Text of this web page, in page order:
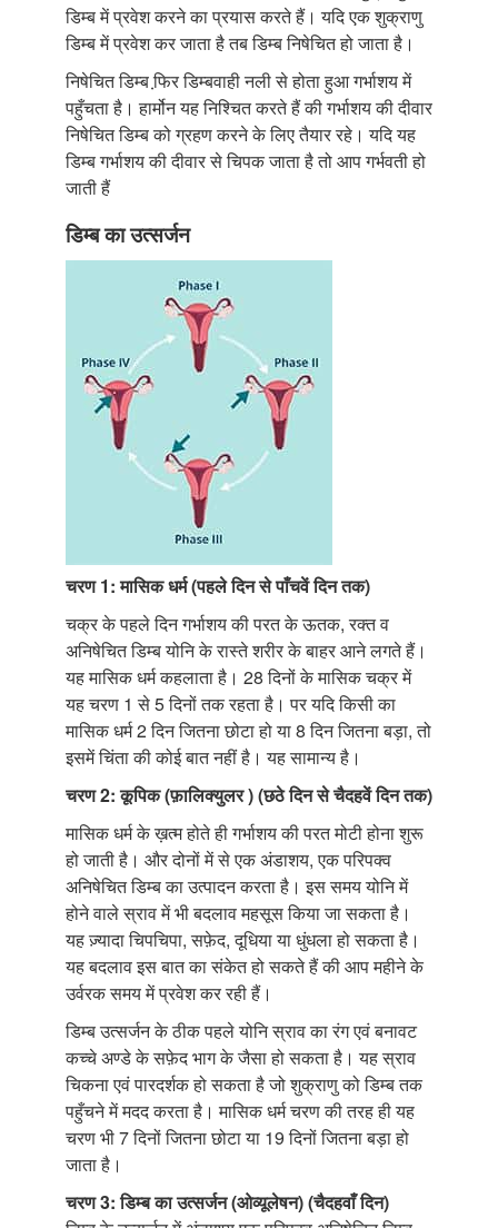
डिम्ब में प्रवेश करने का प्रयास करते हैं। यदि एक शुक्राणु
डिम्ब में प्रवेश कर जाता है तब डिम्ब निषेचित हो जाता है।
निषेचित डिम्ब फि़र डिम्बवाही नली से होता हुआ गर्भाशय में
पहुँचता है। हार्मोन यह निश्चित करते हैं की गर्भाशय की दीवार
निषेचित डिम्ब को ग्रहण करने के लिए तैयार रहे। यदि यह
डिम्ब गर्भाशय की दीवार से चिपक जाता है तो आप गर्भवती हो
जाती हैं
डिम्ब का उत्सर्जन
चरण 1: मासिक धर्म (पहले दिन से पाँचवें दिन तक)
चक्र के पहले दिन गर्भाशय की परत के ऊतक, रक्त व
अनिषेचित डिम्ब योनि के रास्ते शरीर के बाहर आने लगते हैं।
यह मासिक धर्म कहलाता है। 28 दिनों के मासिक चक्र में
यह चरण 1 से 5 दिनों तक रहता है। पर यदि किसी का
मासिक धर्म 2 दिन जितना छोटा हो या 8 दिन जितना बड़ा, तो
इसमें चिंता की कोई बात नहीं है। यह सामान्य है।
चरण 2: कूपिक (फ़ालिक्युलर ) (छठे दिन से चैदहवें दिन तक)
मासिक धर्म के ख़त्म होते ही गर्भाशय की परत मोटी होना शुरू
हो जाती है। और दोनों में से एक अंडाशय, एक परिपक्व
अनिषेचित डिम्ब का उत्पादन करता है। इस समय योनि में
होने वाले स्राव में भी बदलाव महसूस किया जा सकता है।
यह ज़्यादा चिपचिपा, सफ़ेद, दूधिया या धुंधला हो सकता है।
यह बदलाव इस बात का संकेत हो सकते हैं की आप महीने के
उर्वरक समय में प्रवेश कर रही हैं।
डिम्ब उत्सर्जन के ठीक पहले योनि स्राव का रंग एवं बनावट
कच्चे अण्डे के सफ़ेद भाग के जैसा हो सकता है। यह स्राव
चिकना एवं पारदर्शक हो सकता है जो शुक्राणु को डिम्ब तक
पहुँचने में मदद करता है। मासिक धर्म चरण की तरह ही यह
चरण भी 7 दिनों जितना छोटा या 19 दिनों जितना बड़ा हो
जाता है।
चरण 3: डिम्ब का उत्सर्जन (ओव्यूलेषन) (चैदहवाँ दिन)